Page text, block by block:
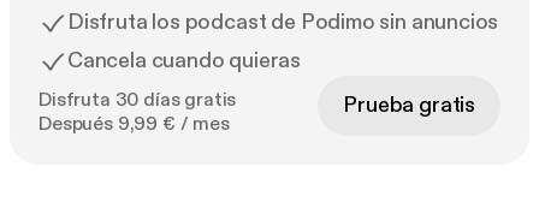
Disfruta los podcast de Podimo sin anuncios
Cancela cuando quieras
Disfruta 30 días gratis
Después 9,99 € / mes
Prueba gratis